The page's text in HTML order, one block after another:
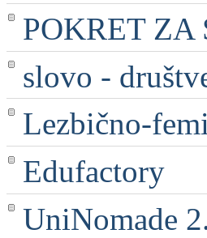
POKRET ZA
slovo -
Lezbično-
Edufactory
UniNomade